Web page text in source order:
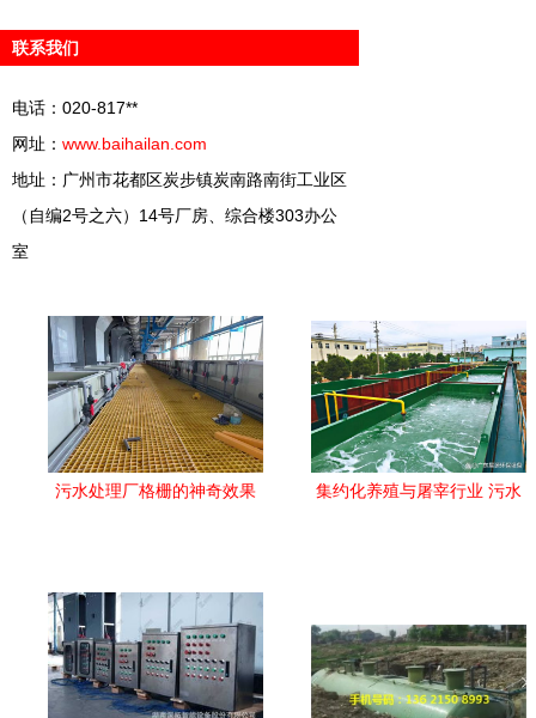
联系我们
电话：020-817**
网址： www.baihailan.com
地址：广州市花都区炭步镇炭南路南街工业区
（自编2号之六）14号厂房、综合楼303办公
室
污水处理厂格栅的神奇效果
集约化养殖与屠宰行业 污水